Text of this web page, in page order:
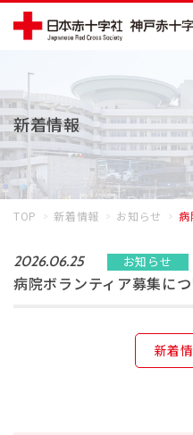
新着情報
TOP 新着情報 お知らせ 病
2026.06.25 お知らせ
病院ボランティア募集に
新着